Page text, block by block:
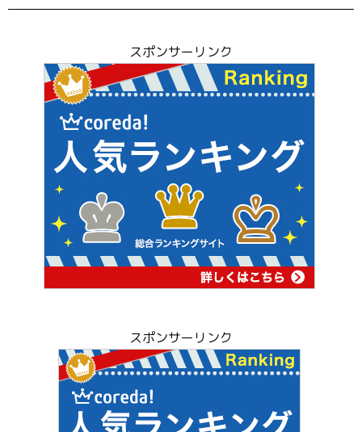
スポンサーリンク
スポンサーリンク